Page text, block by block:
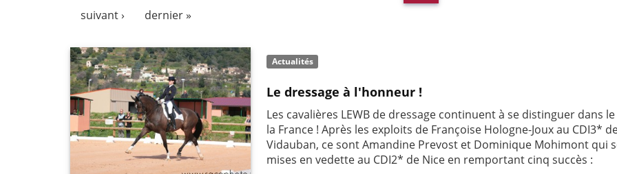
suivant ›
dernier »
Actualités
Le dressage à l'honneur !
Les cavalières LEWB de dressage continuent à se distinguer dans
la France ! Après les exploits de Françoise Hologne-Joux au CDI3*
Vidauban, ce sont Amandine Prevost et Dominique Mohimont qui
mises en vedette au CDI2* de Nice en remportant cinq succès :